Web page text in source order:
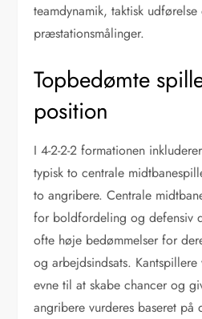
teamdynamik, taktisk
præstationsmålinger.
Topbedømte
position
I 4-2-2-2 formationen
typisk to centrale
to angribere. Centrale
for boldfordeling og defensiv
ofte høje bedømmelser for
og arbejdsindsats.
evne til at skabe chancer og
angribere vurderes baseret på